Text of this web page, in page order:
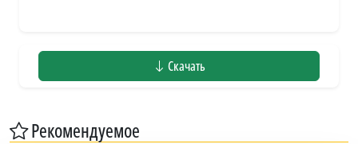
Скачать
Рекомендуемое